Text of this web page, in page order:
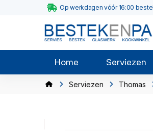
Op werkdagen vóór 16:00
Home Serviezen
Serviezen Thomas